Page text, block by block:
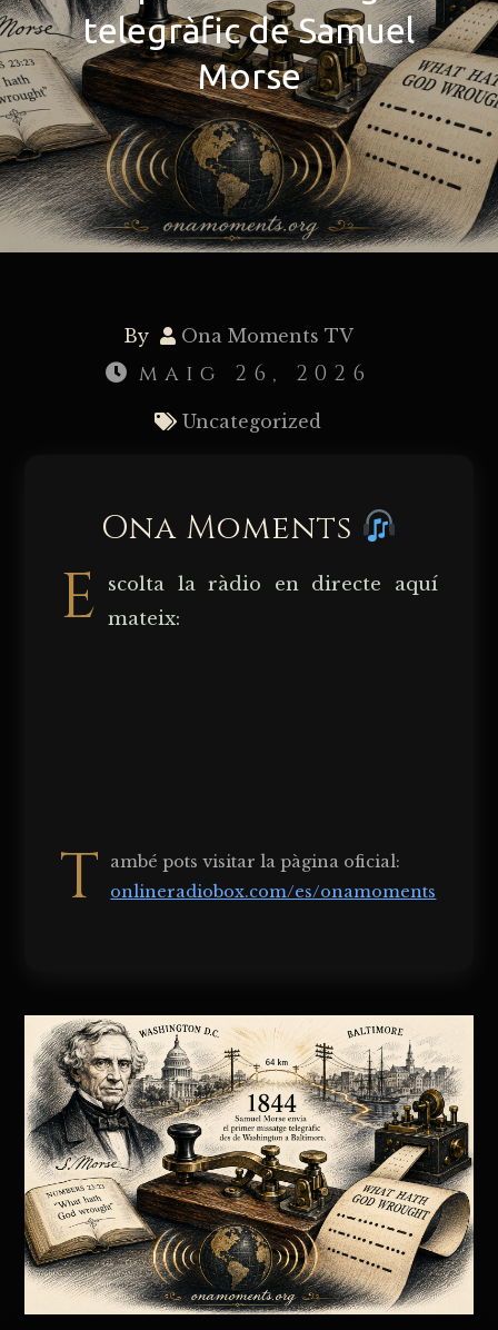
telegràfic de Samuel
Morse
By Ona Moments TV
maig 26, 2026
Uncategorized
Ona Moments
E
scolta la ràdio en directe aquí
mateix:
T
ambé pots visitar la pàgina oficial:
onlineradiobox.com/es/onamoments